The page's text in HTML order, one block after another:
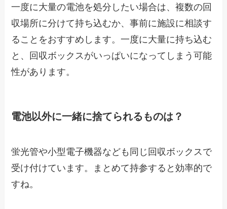
一度に大量の電池を処分したい場合は、複数の回
収場所に分けて持ち込むか、事前に施設に相談す
ることをおすすめします。一度に大量に持ち込む
と、回収ボックスがいっぱいになってしまう可能
性があります。
電池以外に一緒に捨てられるものは？
蛍光管や小型電子機器なども同じ回収ボックスで
受け付けています。まとめて持参すると効率的で
すね。